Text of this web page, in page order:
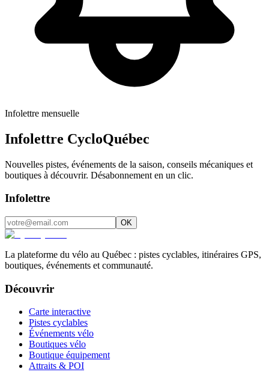
Infolettre mensuelle
Infolettre CycloQuébec
Nouvelles pistes, événements de la saison, conseils mécaniques et
boutiques à découvrir. Désabonnement en un clic.
Infolettre
OK
La plateforme du vélo au Québec : pistes cyclables, itinéraires GPS,
boutiques, événements et communauté.
Découvrir
Carte interactive
Pistes cyclables
Événements vélo
Boutiques vélo
Boutique équipement
Attraits & POI